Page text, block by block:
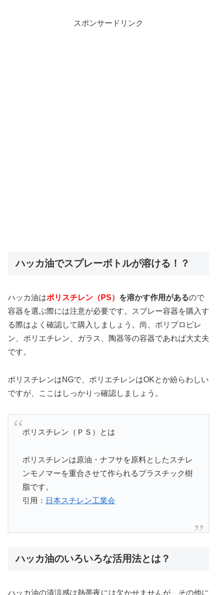
スポンサードリンク
ハッカ油でスプレーボトルが溶ける！？
ハッカ油はポリスチレン（PS） を溶かす作用があるので
容器を選ぶ際には注意が必要です。スプレー容器を購入す
る際はよく確認して購入しましょう。尚、ポリプロピレ
ン、ポリエチレン、ガラス、陶器等の容器であれば大丈夫
です。
ポリスチレンはNGで、ポリエチレンはOKとか紛らわしい
ですが、ここはしっかりっ確認しましょう。
ポリスチレン（ＰＳ）とは
ポリスチレンは原油・ナフサを原料としたスチレ
ンモノマーを重合させて作られるプラスチック樹
脂です。
引用： 日本スチレン工業会
ハッカ油のいろいろな活用法とは？
ハッカ油の清涼感は熱帯夜には欠かせませんが、その他に